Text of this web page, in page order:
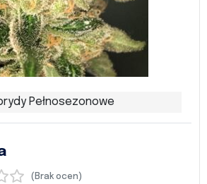
Pełnosezonowe
(Brak ocen)